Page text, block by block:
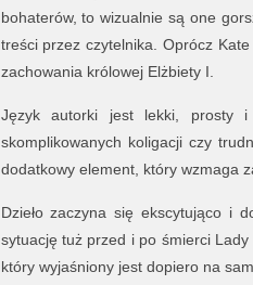
bohaterów, to wizualnie są one
treści przez czytelnika. Oprócz
zachowania królowej Elżbiety I.
Język autorki jest lekki, prosty i
skomplikowanych koligacji czy
dodatkowy element, który wzmaga
Dzieło zaczyna się ekscytująco i
sytuację tuż przed i po śmierci
który wyjaśniony jest dopiero na